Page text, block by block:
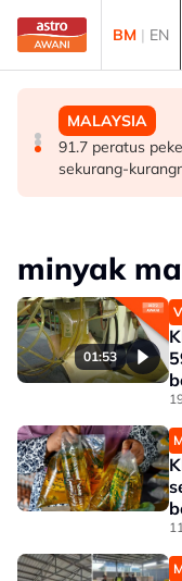
Skip to main content
BM | EN
MALAYSIA
RS-2: PBT perlu
perkhidmatan
MALAYSIA
Renjatan
diterbangkan
MALAYSIA
91.7 peratus
sekurang-
minyak
01:53